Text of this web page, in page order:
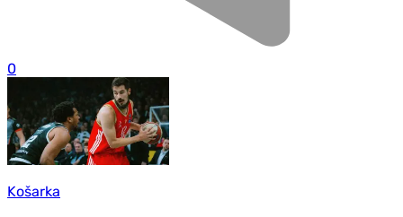
0
Košarka